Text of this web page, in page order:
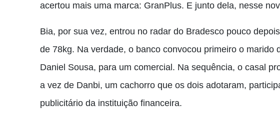
acertou mais uma marca: GranPlus. E junto dela, nesse
Bia, por sua vez, entrou no radar do Bradesco pouco
de 78kg. Na verdade, o banco convocou primeiro o marido
Daniel Sousa, para um comercial. Na sequência, o casal
a vez de Danbi, um cachorro que os dois adotaram,
publicitário da instituição financeira.